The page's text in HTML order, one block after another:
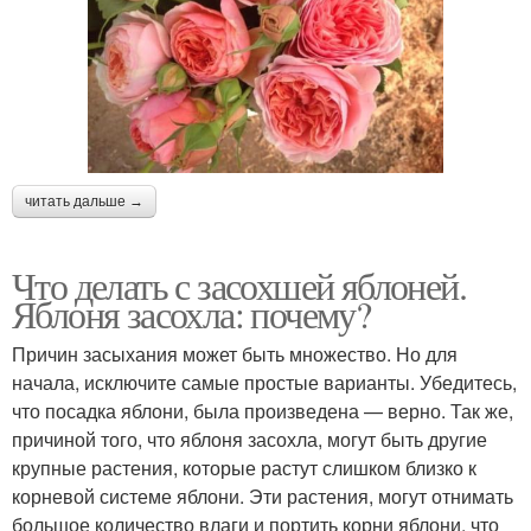
читать дальше →
Что делать с засохшей яблоней.
Яблоня засохла: почему?
Причин засыхания может быть множество. Но для
начала, исключите самые простые варианты. Убедитесь,
что посадка яблони, была произведена — верно. Так же,
причиной того, что яблоня засохла, могут быть другие
крупные растения, которые растут слишком близко к
корневой системе яблони. Эти растения, могут отнимать
большое количество влаги и портить корни яблони, что